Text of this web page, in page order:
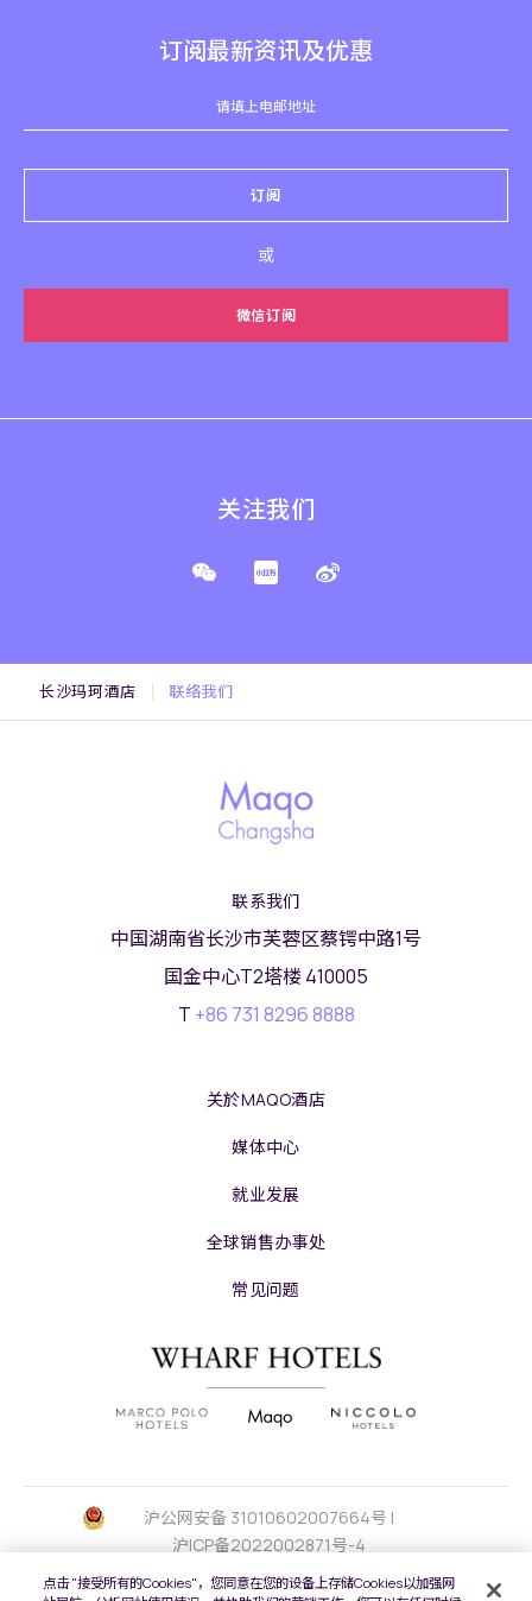
订阅最新资讯及优惠
订阅
或
微信订阅
关注我们
长沙玛珂酒店 联络我们
联系我们
中国湖南省长沙市芙蓉区蔡锷中路1号
国金中心T2塔楼 410005
T +86 731 8296 8888
关於MAQO酒店
媒体中心
就业发展
全球销售办事处
常见问题
沪公网安备 31010602007664号 |
沪ICP备2022002871号-4
版权及原稿2026 © 九龙仓酒店保留一切权
点击 "接受所有的Cookies"，您同意在您的设备上存储Cookies以加强网